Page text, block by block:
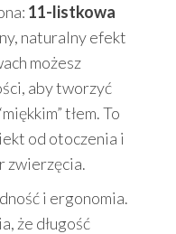
11-listkowa
naturalny efekt
możesz
aby tworzyć
tłem. To
od otoczenia i
zwierzęcia.
i ergonomia.
że długość